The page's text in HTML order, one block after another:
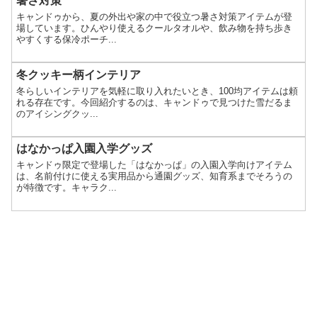
キャンドゥから、夏の外出や家の中で役立つ暑さ対策アイテムが登
場しています。ひんやり使えるクールタオルや、飲み物を持ち歩き
やすくする保冷ポーチ...
冬クッキー柄インテリア
冬らしいインテリアを気軽に取り入れたいとき、100均アイテムは頼
れる存在です。今回紹介するのは、キャンドゥで見つけた雪だるま
のアイシングクッ...
はなかっぱ入園入学グッズ
キャンドゥ限定で登場した「はなかっぱ」の入園入学向けアイテム
は、名前付けに使える実用品から通園グッズ、知育系までそろうの
が特徴です。キャラク...